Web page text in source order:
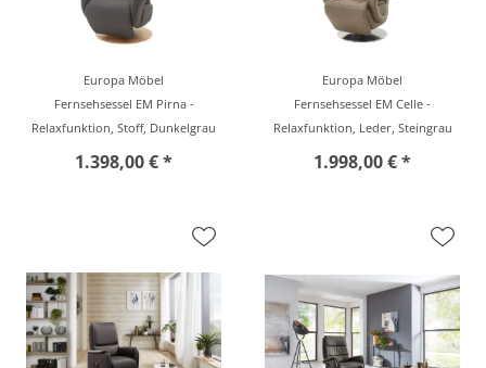
Europa Möbel
Fernsehsessel EM Pirna -
Relaxfunktion, Stoff, Dunkelgrau
1.398,00 € *
Europa Möbel
Fernsehsessel EM Celle -
Relaxfunktion, Leder, Steingrau
1.998,00 € *